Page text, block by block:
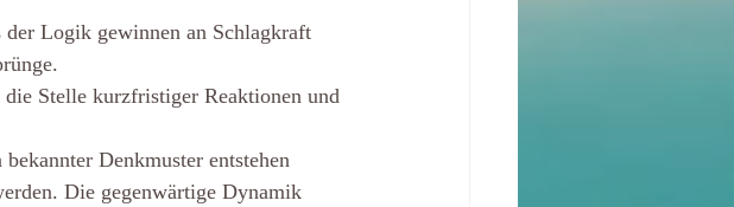
der Logik gewinnen an Schlagkraft
Stelle kurzfristiger Reaktionen und
Denkmuster entstehen
Die gegenwärtige Dynamik